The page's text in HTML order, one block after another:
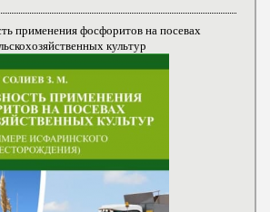
применения фосфоритов на посевах
культур